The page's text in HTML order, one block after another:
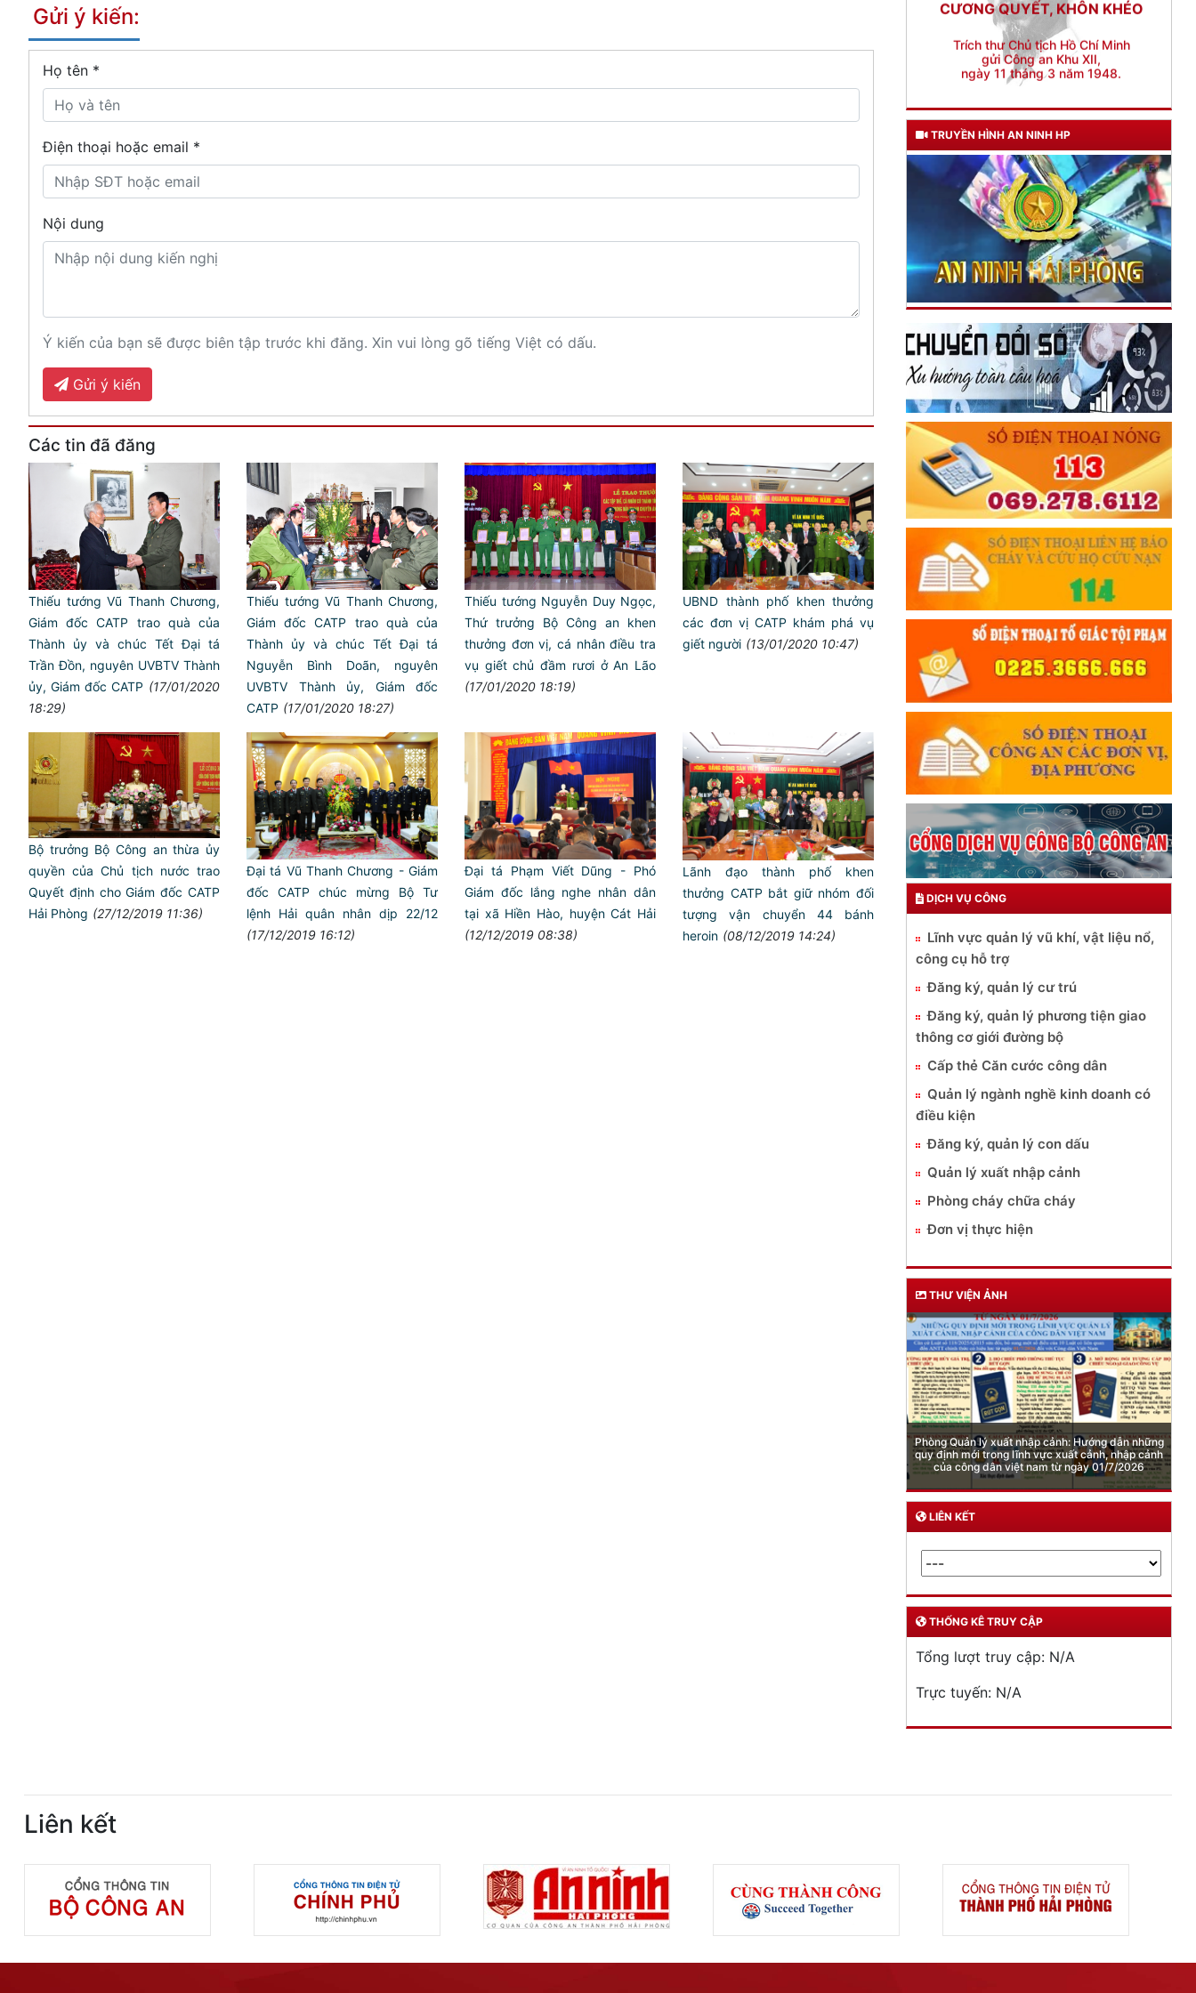
Gửi ý kiến:
Họ tên *
Điện thoại hoặc email *
Nội dung
Ý kiến của bạn sẽ được biên tập trước khi đăng. Xin vui lòng gõ tiếng Việt có dấu.
Gửi ý kiến
Các tin đã đăng
Thiếu tướng Vũ Thanh Chương,
Giám đốc CATP trao quà của
Thành ủy và chúc Tết Đại tá
Trần Đồn, nguyên UVBTV Thành
ủy, Giám đốc CATP (17/01/2020
18:29)
Thiếu tướng Vũ Thanh Chương,
Giám đốc CATP trao quà của
Thành ủy và chúc Tết Đại tá
Nguyễn Bình Doãn, nguyên
UVBTV Thành ủy, Giám đốc
CATP (17/01/2020 18:27)
Thiếu tướng Nguyễn Duy Ngọc,
Thứ trưởng Bộ Công an khen
thưởng đơn vị, cá nhân điều tra
vụ giết chủ đầm rươi ở An Lão
(17/01/2020 18:19)
UBND thành phố khen thưởng
các đơn vị CATP khám phá vụ
giết người (13/01/2020 10:47)
Bộ trưởng Bộ Công an thừa ủy
quyền của Chủ tịch nước trao
Quyết định cho Giám đốc CATP
Hải Phòng (27/12/2019 11:36)
Đại tá Vũ Thanh Chương - Giám
đốc CATP chúc mừng Bộ Tư
lệnh Hải quân nhân dịp 22/12
(17/12/2019 16:12)
Đại tá Phạm Viết Dũng - Phó
Giám đốc lắng nghe nhân dân
tại xã Hiền Hào, huyện Cát Hải
(12/12/2019 08:38)
Lãnh đạo thành phố khen
thưởng CATP bắt giữ nhóm đối
tượng vận chuyển 44 bánh
heroin (08/12/2019 14:24)
gửi Công an Khu XII,
ngày 11 tháng 3 năm 1948.
TRUYỀN HÌNH AN NINH HP
DỊCH VỤ CÔNG
Lĩnh vực quản lý vũ khí, vật liệu nổ,
công cụ hỗ trợ
Đăng ký, quản lý cư trú
Đăng ký, quản lý phương tiện giao
thông cơ giới đường bộ
Cấp thẻ Căn cước công dân
Quản lý ngành nghề kinh doanh có
điều kiện
Đăng ký, quản lý con dấu
Quản lý xuất nhập cảnh
Phòng cháy chữa cháy
Đơn vị thực hiện
THƯ VIỆN ẢNH
Phòng Quản lý xuất nhập cảnh: Hướng dẫn những
Cảnh báo việc sử dụng “Pod chill” chứa Etomidate
LIÊN KẾT
THỐNG KÊ TRUY CẬP
Tổng lượt truy cập: N/A
Trực tuyến: N/A
Liên kết